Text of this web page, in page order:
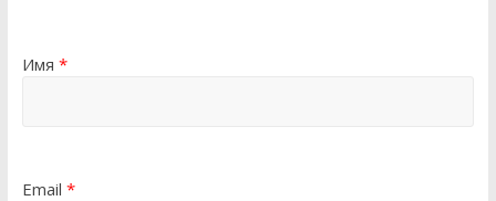
Имя *
Email *